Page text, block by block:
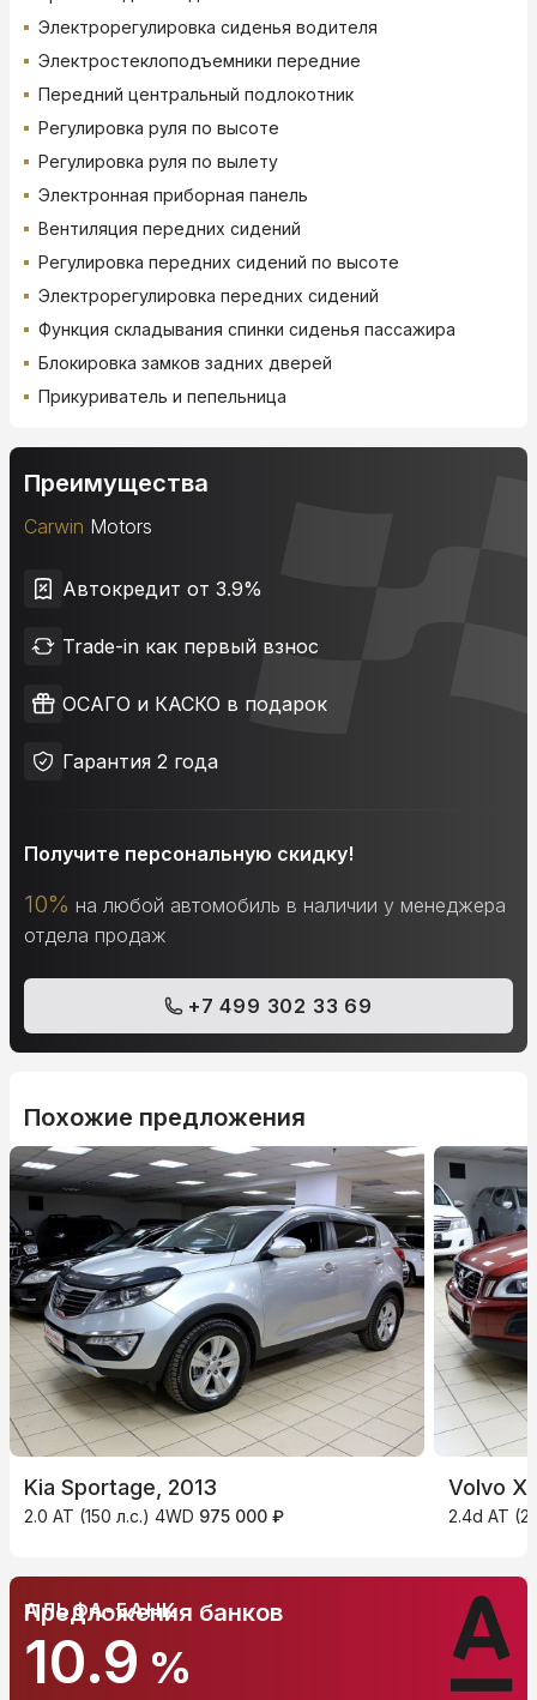
Электрорегулировка сиденья водителя
Электростеклоподъемники передние
Передний центральный подлокотник
Регулировка руля по высоте
Регулировка руля по вылету
Электронная приборная панель
Вентиляция передних сидений
Регулировка передних сидений по высоте
Электрорегулировка передних сидений
Функция складывания спинки сиденья пассажира
Блокировка замков задних дверей
Прикуриватель и пепельница
Преимущества
Carwin Motors
Автокредит от 3.9%
Trade-in как первый взнос
ОСАГО и КАСКО в подарок
Гарантия 2 года
Получите персональную скидку!
10% на любой автомобиль в наличии у менеджера
отдела продаж
+7 499 302 33 69
Похожие предложения
Kia Sportage, 2013
2.0 AT (150 л.с.) 4WD 975 000 ₽
Volvo
2.4d AT
АЛЬФА-БАНК
10.9 %
Предложения банков